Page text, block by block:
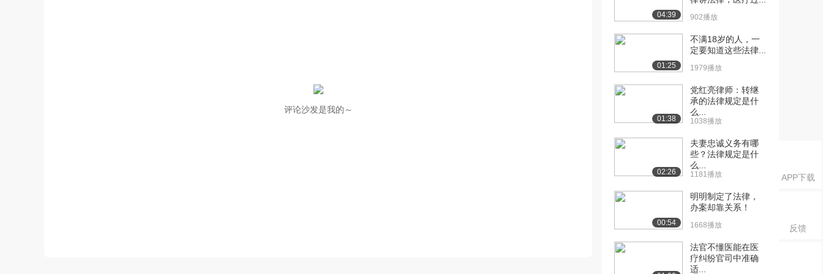
APP下载
反馈
评论沙发是我的～
04:39 902播放
01:25
不满18岁的人，一
定要知道这些法律...
1979播放
01:38
党红亮律师：转继
承的法律规定是什
么...
1038播放
02:26
夫妻忠诚义务有哪
些？法律规定是什
么...
1181播放
00:54
明明制定了法律，
办案却靠关系！
1668播放
法官不懂医能在医
疗纠纷官司中准确
适...